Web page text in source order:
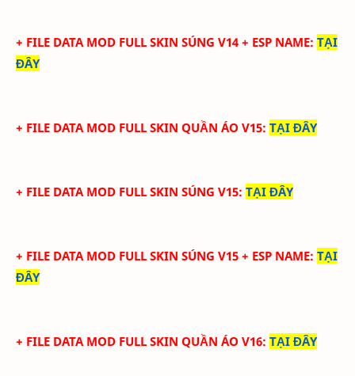
+ FILE DATA MOD FULL SKIN SÚNG V14 + ESP NAME: TẠI
ĐÂY
+ FILE DATA MOD FULL SKIN QUẦN ÁO V15: TẠI ĐÂY
+ FILE DATA MOD FULL SKIN SÚNG V15: TẠI ĐÂY
+ FILE DATA MOD FULL SKIN SÚNG V15 + ESP NAME: TẠI
ĐÂY
+ FILE DATA MOD FULL SKIN QUẦN ÁO V16: TẠI ĐÂY